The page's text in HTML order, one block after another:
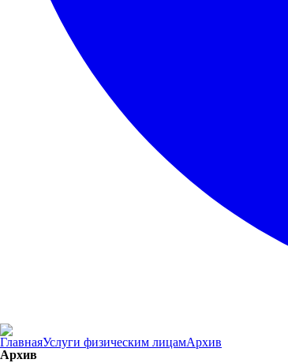
ГлавнаяУслуги физическим лицамАрхив
Архив